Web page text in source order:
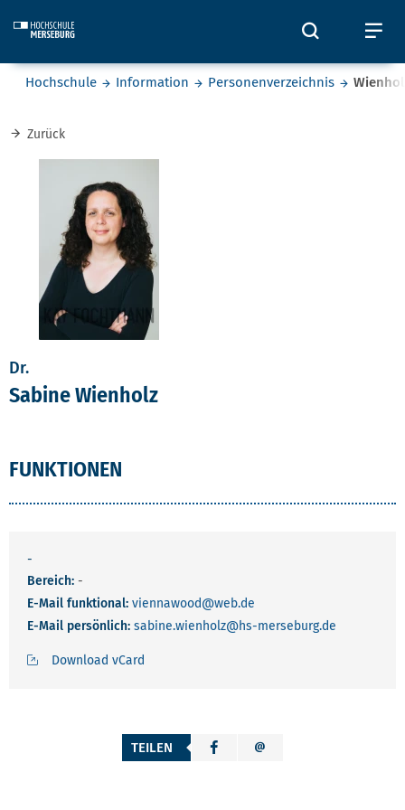
Öffnet
Sie befinden sich hier:
Hochschule Information Personenverzeichnis
Zurück
Dr.
Sabine Wienholz
FUNKTIONEN
-
Bereich: -
E-Mail funktional: viennawood@web.de
E-Mail persönlich: sabine.wienholz@hs-merseburg.de
Download vCard
TEILEN